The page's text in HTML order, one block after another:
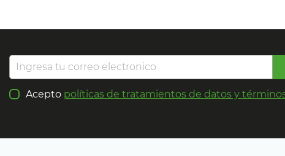
Acepto políticas de tratamientos de datos y